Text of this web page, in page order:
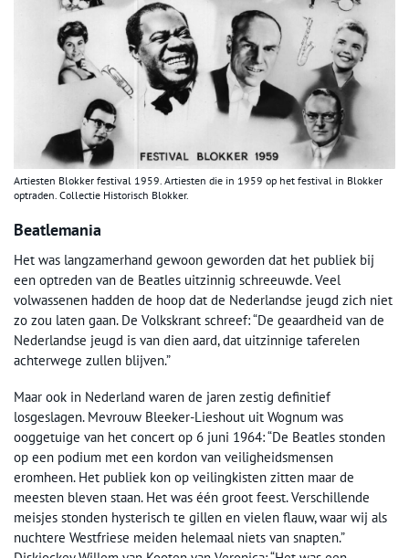
Artiesten Blokker festival 1959. Artiesten die in 1959 op het festival in Blokker
optraden. Collectie Historisch Blokker.
Beatlemania
Het was langzamerhand gewoon geworden dat het publiek bij
een optreden van de Beatles uitzinnig schreeuwde. Veel
volwassenen hadden de hoop dat de Nederlandse jeugd zich niet
zo zou laten gaan. De Volkskrant schreef: “De geaardheid van de
Nederlandse jeugd is van dien aard, dat uitzinnige taferelen
achterwege zullen blijven.”
Maar ook in Nederland waren de jaren zestig definitief
losgeslagen. Mevrouw Bleeker-Lieshout uit Wognum was
ooggetuige van het concert op 6 juni 1964: “De Beatles stonden
op een podium met een kordon van veiligheidsmensen
eromheen. Het publiek kon op veilingkisten zitten maar de
meesten bleven staan. Het was één groot feest. Verschillende
meisjes stonden hysterisch te gillen en vielen flauw, waar wij als
nuchtere Westfriese meiden helemaal niets van snapten.”